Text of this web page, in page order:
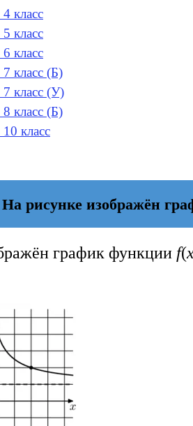
класс
класс
класс
класс (Б)
класс (У)
класс (Б)
класс
рисунке изображён
график функции f(